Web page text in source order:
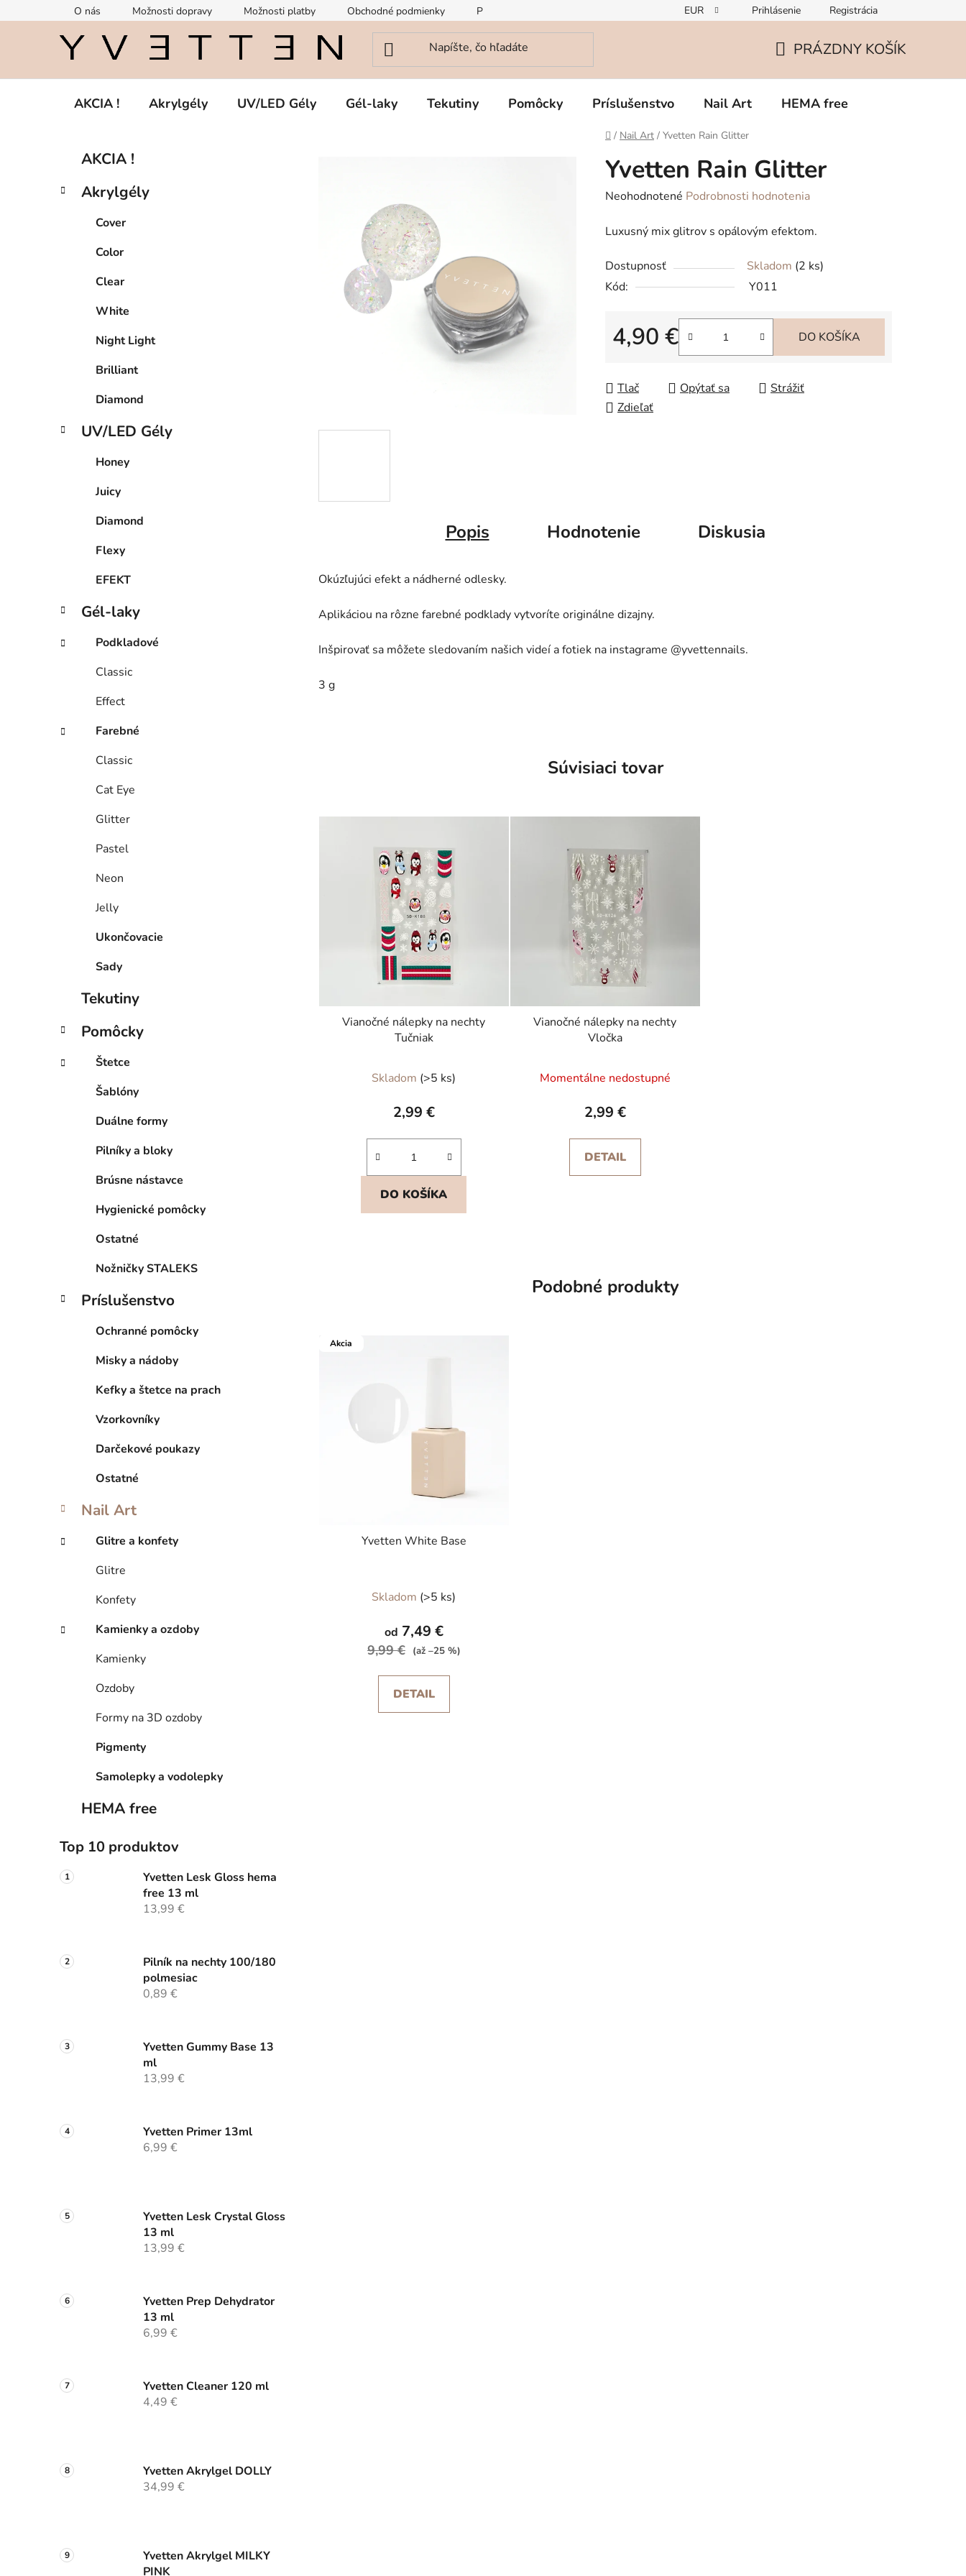
na
O nás Možnosti dopravy Možnosti platby Obchodné podmienky Podmienky ochrany osobných údajov Zmena v zložení gélov – čo potrebujete vedieť o TPO
EUR Prihlásenie Registrácia
KOŠÍK
PRÁZDNY KOŠÍK
AKCIA ! Akrylgély UV/LED Gély Gél-laky Tekutiny Pomôcky Príslušenstvo Nail Art HEMA free
Domov
/ Nail Art / Yvetten Rain Glitter
č
Preskočiť
kategórie
e
AKCIA !
Akrylgély
Cover
Color
Clear
White
Night Light
Brilliant
Diamond
UV/LED Gély
Honey
Juicy
Diamond
Flexy
EFEKT
Gél-laky
Podkladové
Classic
Effect
Farebné
Classic
Cat Eye
Glitter
Pastel
Neon
Jelly
Ukončovacie
Sady
Tekutiny
Pomôcky
Štetce
Šablóny
Duálne formy
Pilníky a bloky
Brúsne nástavce
Hygienické pomôcky
Ostatné
Nožničky STALEKS
Príslušenstvo
Ochranné pomôcky
Misky a nádoby
Kefky a štetce na prach
Vzorkovníky
Darčekové poukazy
Ostatné
Nail Art
Glitre a konfety
Glitre
Konfety
Kamienky a ozdoby
Kamienky
Ozdoby
Formy na 3D ozdoby
Pigmenty
Samolepky a vodolepky
HEMA free
Top 10 produktov
Yvetten Lesk Gloss hema
free 13 ml
13,99 €
Pilník na nechty 100/180
polmesiac
0,89 €
Yvetten Gummy Base 13
ml
13,99 €
Yvetten Primer 13ml
6,99 €
Yvetten Lesk Crystal Gloss
13 ml
13,99 €
Yvetten Prep Dehydrator
13 ml
6,99 €
Yvetten Cleaner 120 ml
4,49 €
Yvetten Akrylgel DOLLY
34,99 €
Yvetten Akrylgel MILKY
PINK
Yvetten Rain Glitter
Priemerné
produktu
0,0
z
hviezdičiek.
Neohodnotené Podrobnosti hodnotenia
Luxusný mix glitrov s opálovým efektom.
Dostupnosť Skladom (2 ks)
Kód:
Y011
4,90 €
Jednotková cena:
DO KOŠÍKA
Tlač Opýtať sa
Strážiť
Zdieľať
Popis Hodnotenie Diskusia
Okúzľujúci efekt a nádherné odlesky.
Aplikáciou na rôzne farebné podklady vytvoríte originálne dizajny.
Inšpirovať sa môžete sledovaním našich videí a fotiek na instagrame @yvettennails.
3 g
Súvisiaci tovar
Vianočné nálepky na nechty
Tučniak
Skladom (>5 ks)
2,99 €
DO KOŠÍKA
Vianočné nálepky na nechty
Vločka
Momentálne nedostupné
2,99 €
DETAIL
Podobné produkty
Akcia
Yvetten White Base
hodnotenie
produktu
je
5
Skladom (>5 ks)
od 7,49 €
9,99 € (až –25 %)
DETAIL